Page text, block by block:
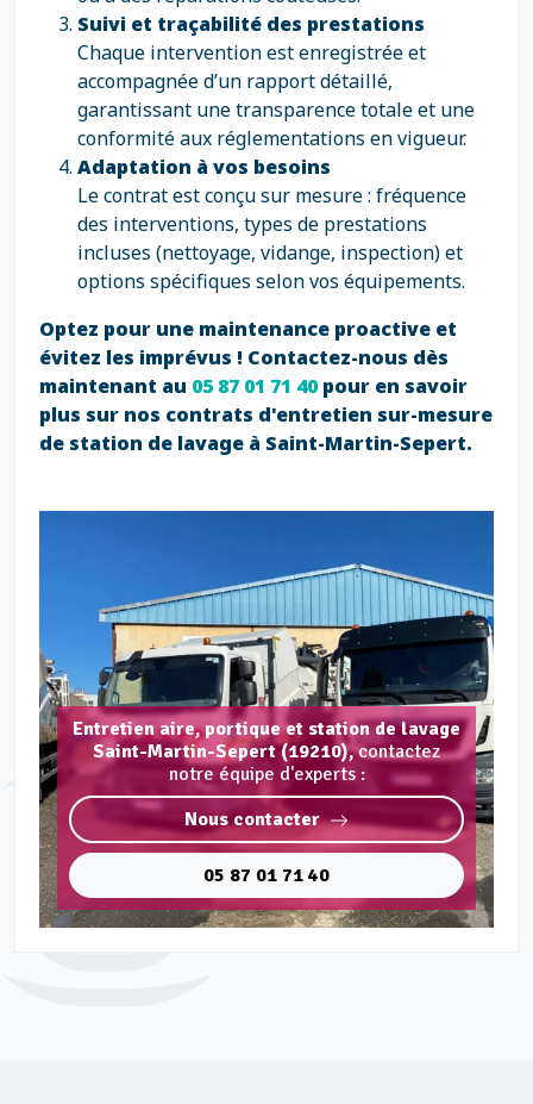
Suivi et traçabilité des prestations
Chaque intervention est enregistrée et
accompagnée d’un rapport détaillé,
garantissant une transparence totale et une
conformité aux réglementations en vigueur.
Adaptation à vos besoins
Le contrat est conçu sur mesure : fréquence
des interventions, types de prestations
incluses (nettoyage, vidange, inspection) et
options spécifiques selon vos équipements.
Optez pour une maintenance proactive et
évitez les imprévus ! Contactez-nous dès
maintenant au 05 87 01 71 40pour en savoir
plus sur nos contrats d'entretien sur-mesure
de station de lavage à Saint-Martin-Sepert.
Entretien aire, portique et station de lavage
Saint-Martin-Sepert (19210),contactez
notre équipe d'experts :
Nous contacter
05 87 01 71 40